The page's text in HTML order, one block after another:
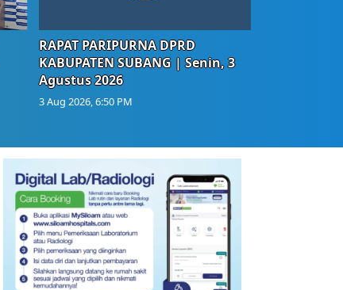
RAPAT PARIPURNA DPRD
KABUPATEN SUBANG | Senin, 3
Agustus 2026
3 Aug 2026, 6:50 PM